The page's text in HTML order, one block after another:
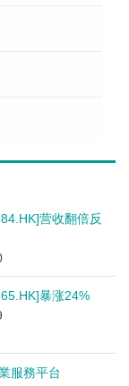
营收翻倍反
暴涨24%
服務平台